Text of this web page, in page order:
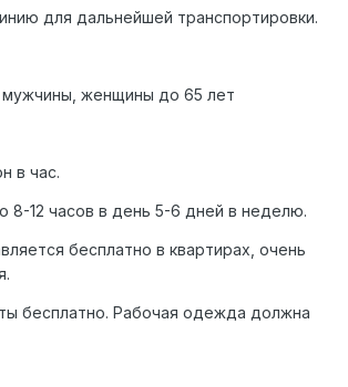
для дальнейшей транспортировки.
женщины до 65 лет
в час.
8-12 часов в день 5-6 дней в неделю.
бесплатно в квартирах, очень
бесплатно. Рабочая одежда должна